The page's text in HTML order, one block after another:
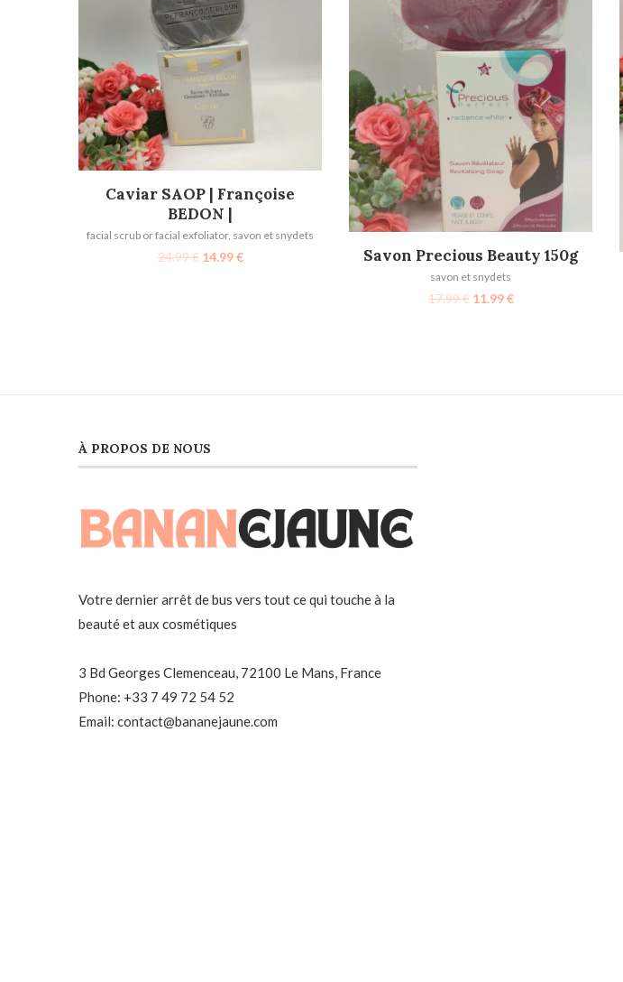
AJOUTER AU PANIER
Caviar SAOP | Françoise
BEDON |
facial scrub or facial exfoliator, savon et snydets
24.99€ 14.99€ AJOUTER AU PANIER
Savon Precious Beauty 150g
savon et snydets
17.99€ 11.99€
À PROPOS DE NOUS
Votre dernier arrêt de bus vers tout ce qui touche à la
beauté et aux cosmétiques
3 Bd Georges Clemenceau, 72100 Le Mans, France
Phone: +33 7 49 72 54 52
Email: contact@bananejaune.com